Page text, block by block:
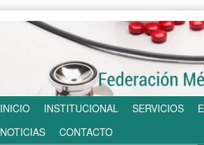
INICIO INSTITUCIONAL SERVICIOS
NOTICIAS
CONTACTO